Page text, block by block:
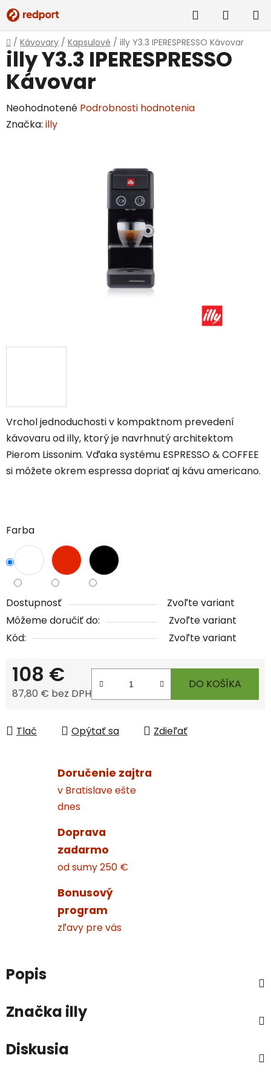
Prejsť
na
obsah
Hľadať
KOŠÍK
Domov
/ Kávovary / Kapsulové / illy Y3.3 IPERESPRESSO Kávovar
Vrchol jednoduchosti v kompaktnom prevedení
kávovaru od illy, ktorý je navrhnutý architektom
Pierom Lissonim. Vďaka systému ESPRESSO & COFFEE
si môžete okrem espressa dopriať aj kávu americano.
Farba
Dostupnosť
Zvoľte variant
Môžeme doručiť do:
Zvoľte variant
Kód:
Zvoľte variant
108 €
87,80 € bez DPH
DO KOŠÍKA
Tlač Opýtať sa Zdieľať
illy Y3.3 IPERESPRESSO
Kávovar
Priemerné
hodnotenie
Neohodnotené Podrobnosti hodnotenia
Značka: illy
Doručenie zajtra
v Bratislave ešte
dnes
Doprava
zadarmo
od sumy 250 €
Bonusový
program
zľavy pre vás
Popis
Značka illy
Diskusia